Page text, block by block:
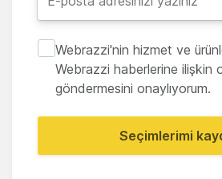
Webrazzi'nin hizmet ve
Webrazzi haberlerine ilişkin
göndermesini onaylıyorum.
Seçimlerimi